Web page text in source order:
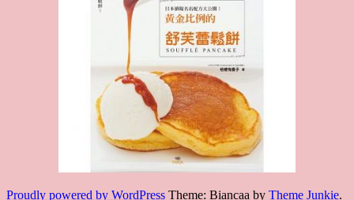
JSA講師證書課程特色
講師介紹 Instructor Introduction
JSA講師證書課程 JSA Certificate Course
JSA認證教室 JSA Certificated Classroom
協會概要 About JSA
聯絡我們 Contact us